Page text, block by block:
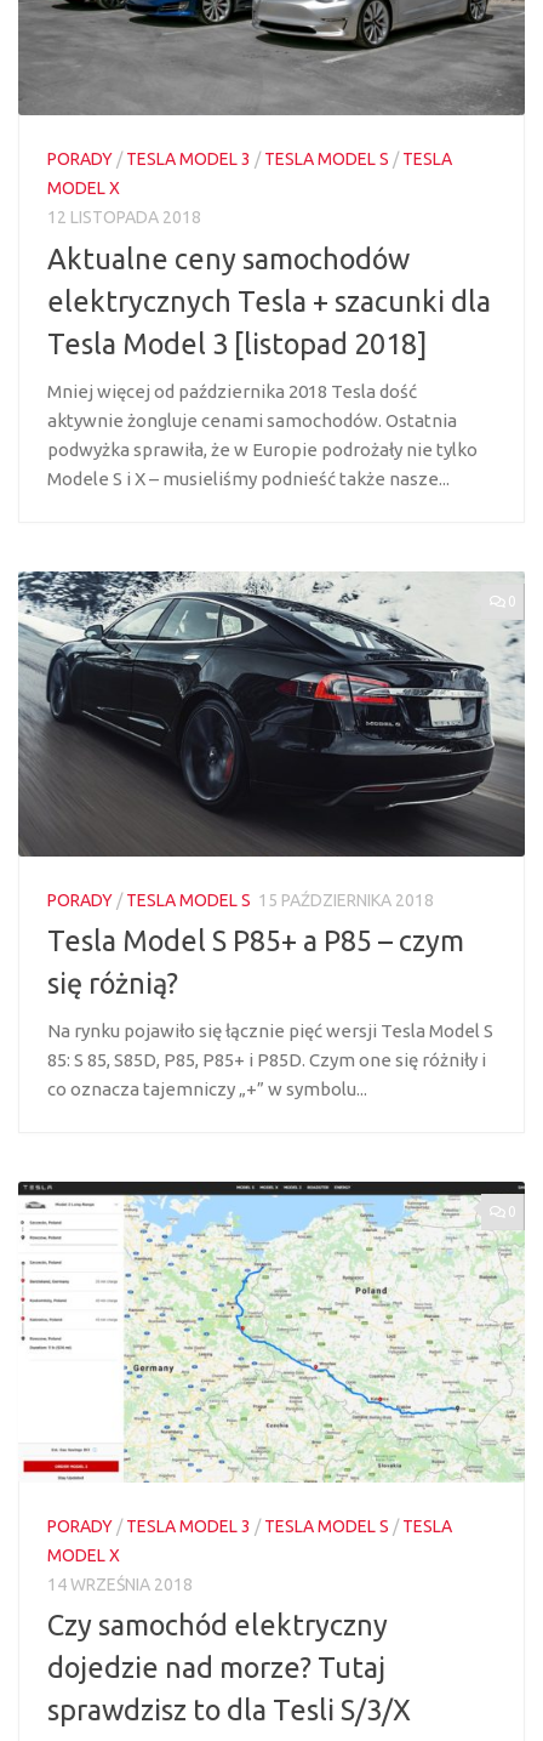
PORADY /TESLA MODEL 3 /TESLA MODEL S /TESLA
MODEL X
12 LISTOPADA 2018
Aktualne ceny samochodów
elektrycznych Tesla + szacunki dla
Tesla Model 3 [listopad 2018]
Mniej więcej od października 2018 Tesla dość
aktywnie żongluje cenami samochodów. Ostatnia
podwyżka sprawiła, że w Europie podrożały nie tylko
Modele S i X – musieliśmy podnieść także nasze...
0
PORADY /TESLA MODEL S 15 PAŹDZIERNIKA 2018
Tesla Model S P85+ a P85 – czym
się różnią?
Na rynku pojawiło się łącznie pięć wersji Tesla Model S
85: S 85, S85D, P85, P85+ i P85D. Czym one się różniły i
co oznacza tajemniczy „+” w symbolu...
0
PORADY /TESLA MODEL 3 /TESLA MODEL S /TESLA
MODEL X
14 WRZEŚNIA 2018
Czy samochód elektryczny
dojedzie nad morze? Tutaj
sprawdzisz to dla Tesli S/3/X